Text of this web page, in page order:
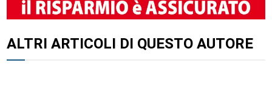
ALTRI ARTICOLI DI QUESTO AUTORE